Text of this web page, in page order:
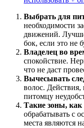
Выбрать для
необходимости
движений.
бок, если это не
Владелец во
спокойствие.
что не даст
Вычесывать
волос.
питомцу
Такие зоны, как
обрабатывать с
места являются